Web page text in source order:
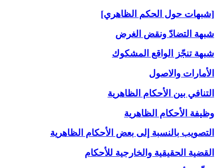
[شبهات حول الحكم الظاهري]
شبهة التضادّ ونقض الغرض
شبهة تنجّز الواقع المشكوك
الأمارات والاصول
التنافي بين الأحكام الظاهرية
وظيفة الأحكام الظاهرية
التصويب بالنسبة إلى‏ بعض الأحكام الظاهرية
القضية الحقيقية والخارجية للأحكام